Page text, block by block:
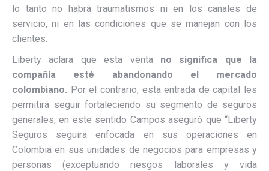
lo tanto no habrá traumatismos ni en los canales de
servicio, ni en las condiciones que se manejan con los
clientes.
Liberty aclara que esta ventano significa que la
compañía esté abandonando el mercado
colombiano. Por el contrario, esta entrada de capital les
permitirá seguir fortaleciendo su segmento de seguros
generales, en este sentido Campos aseguró que “Liberty
Seguros seguirá enfocada en sus operaciones en
Colombia en sus unidades de negocios para empresas y
personas (exceptuando riesgos laborales y vida